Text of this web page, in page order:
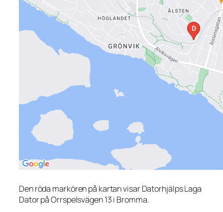
Den röda markören på kartan visar Datorhjälps Laga
Dator på Orrspelsvägen 13 i Bromma.